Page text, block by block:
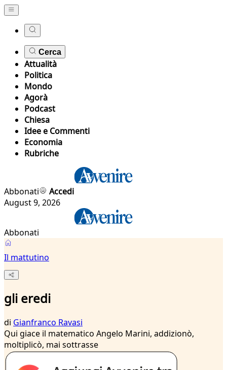
Cerca
Attualità
Politica
Mondo
Agorà
Podcast
Chiesa
Idee e Commenti
Economia
Rubriche
Abbonati
Accedi
August 9, 2026
Abbonati
Il mattutino
gli eredi
di Gianfranco Ravasi
Qui giace il matematico Angelo Marini, addizionò,
moltiplicò, mai sottrasse